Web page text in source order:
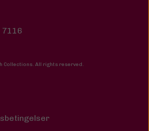
7116
Collections. All rights reserved.